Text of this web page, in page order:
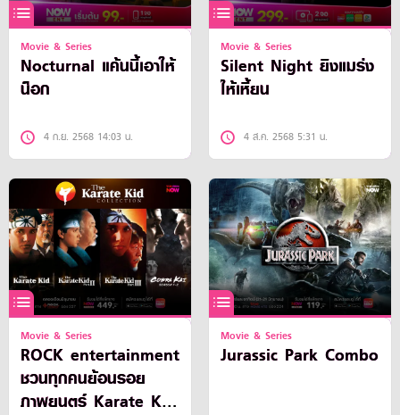
Movie & Series
Nocturnal แค้นนี้เอาให้
น็อก
4 ก.ย. 2568 14:03 น.
Movie & Series
Silent Night ยิงแมร่ง
ให้เหี้ยน
4 ส.ค. 2568 5:31 น.
Movie & Series
ROCK entertainment
ชวนทุกคนย้อนรอย
ภาพยนตร์ Karate Kid
Movie & Series
Jurassic Park Combo